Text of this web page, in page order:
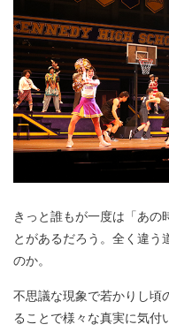
きっと誰もが一度は「あの
とがあるだろう。全く違う
のか。
不思議な現象で若かりし頃
ることで様々な真実に気付